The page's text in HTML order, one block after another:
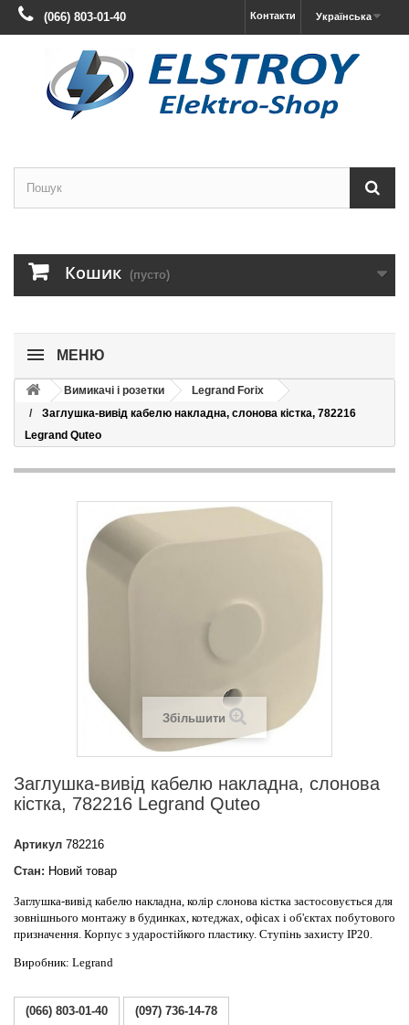
Українська
Контакти
(066) 803-01-40
Кошик (пусто)
МЕНЮ
Вимикачі і розетки
Legrand Forix
Заглушка-вивід кабелю накладна, слонова кістка, 782216
Legrand Quteo
Збільшити
Заглушка-вивід кабелю накладна, слонова
кістка, 782216 Legrand Quteo
Артикул 782216
Стан: Новий товар
Заглушка-вивід кабелю накладна, колір слонова кістка застосовується для
зовнішнього монтажу в будинках, котеджах, офісах і об'єктах побутового
призначення. Корпус з ударостійкого пластику. Ступінь захисту IP20.
Виробник: Legrand
(066) 803-01-40 (097) 736-14-78